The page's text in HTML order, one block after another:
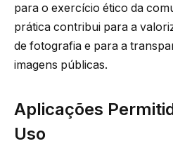
para o exercício ético da
prática contribui para a
de fotografia e para a
imagens públicas.
Aplicações
Uso